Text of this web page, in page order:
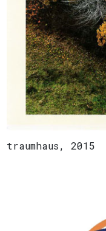
traumhaus, 2015